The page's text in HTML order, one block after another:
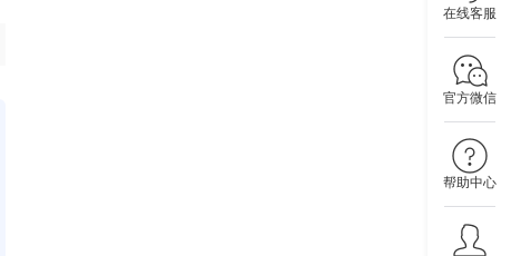
在线客服
官方微信
帮助中心